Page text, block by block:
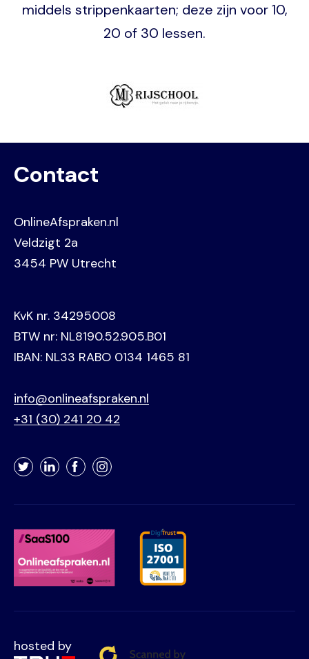
middels strippenkaarten; deze zijn voor 10,
20 of 30 lessen.
Contact
OnlineAfspraken.nl
Veldzigt 2a
3454 PW Utrecht
KvK nr. 34295008
BTW nr: NL8190.52.905.B01
IBAN: NL33 RABO 0134 1465 81
info@onlineafspraken.nl
+31 (30) 241 20 42
TwitterLinkedInFacebookInstagram
hosted by